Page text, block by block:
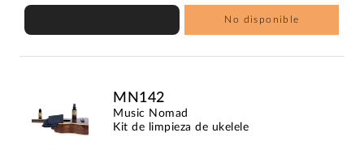
No disponible
MN142
Music Nomad
Kit de limpieza de ukelele